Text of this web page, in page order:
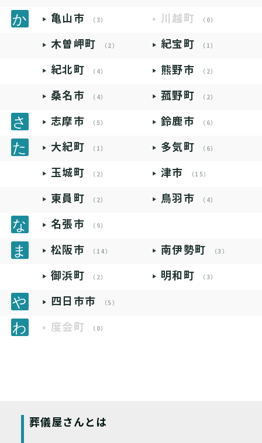
亀山市 （3） 川越町 （0）
木曽岬町 （2） 紀宝町 （1）
紀北町 （4） 熊野市 （2）
桑名市 （4） 菰野町 （2）
志摩市 （5） 鈴鹿市 （6）
大紀町 （1） 多気町 （6）
玉城町 （2） 津市 （15）
東員町 （2） 鳥羽市 （4）
名張市 （9）
松阪市 （14） 南伊勢町 （3）
御浜町 （2） 明和町 （3）
四日市市 （5）
度会町 （0）
葬儀屋さんとは